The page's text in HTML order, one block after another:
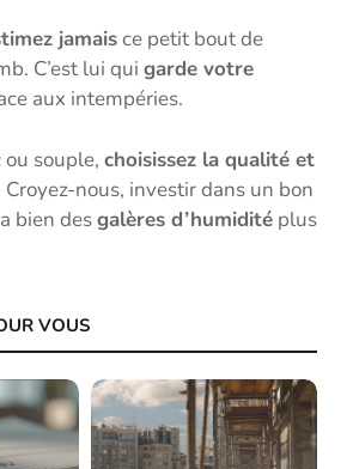
jamaisce petit bout de
C’est lui qui garde votre
aux intempéries.
ou souple, choisissez la qualité et
Croyez-nous, investir dans un bon
bien desgalères d’humidité plus
VOUS